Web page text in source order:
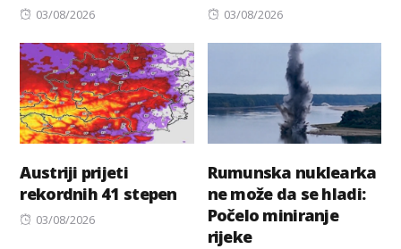
Posted
03/08/2026
Posted
03/08/2026
Austriji prijeti
rekordnih 41 stepen
Posted
03/08/2026
Rumunska nuklearka
ne može da se hladi:
Počelo miniranje
rijeke